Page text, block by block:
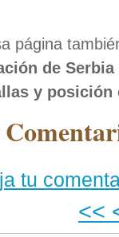
página
de Serbia
y posición
tu
<<